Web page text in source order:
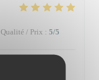
Qualité / Prix : 5/5